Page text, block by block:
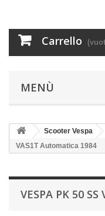
Carrello
MENÙ
Scooter Vespa
VAS1T Automatica 1984
VESPA PK 50